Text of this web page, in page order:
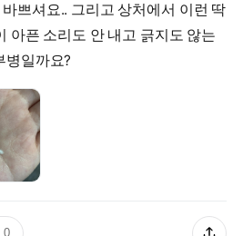
쁘셔요.. 그리고 상처에서 이런 딱
아픈 소리도 안 내고 긁지도 않는
병일까요?
0